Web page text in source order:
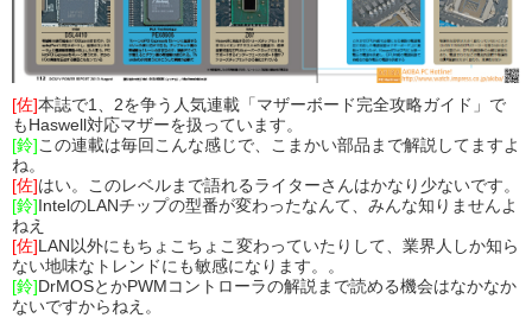
[佐]本誌で1、2を争う人気連載「マザーボード完全攻略ガイド」で
もHaswell対応マザーを扱っています。
[鈴]この連載は毎回こんな感じで、こまかい部品まで解説してますよ
ね。
[佐]はい。このレベルまで語れるライターさんはかなり少ないです。
[鈴]IntelのLANチップの型番が変わったなんて、みんな知りませんよ
ねえ
[佐]LAN以外にもちょこちょこ変わっていたりして、業界人しか知ら
ない地味なトレンドにも敏感になります。。
[鈴]DrMOSとかPWMコントローラの解説まで読める機会はなかなか
ないですからねえ。